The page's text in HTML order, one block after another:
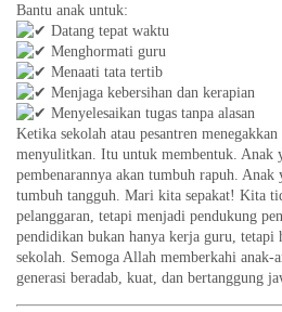
Bantu anak untuk:
Datang tepat waktu
Menghormati guru
Menaati tata tertib
Menjaga kebersihan dan kerapian
Menyelesaikan tugas tanpa alasan
Ketika sekolah atau pesantren
menyulitkan. Itu untuk membentuk. Anak
pembenarannya akan tumbuh rapuh.
tumbuh tangguh. Mari kita sepakat! Kita
pelanggaran, tetapi menjadi pendukung
pendidikan bukan hanya kerja guru, tetapi
sekolah. Semoga Allah memberkahi anak-
generasi beradab, kuat, dan bertanggung